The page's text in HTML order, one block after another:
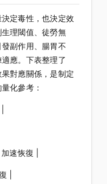
定毒性，也決定效
理閾值、徒勞無
副作用、腸胃不
應。下表整理了
果對應關係，是制定
化參考：
速恢復 |
|